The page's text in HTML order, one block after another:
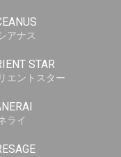
アナス
STAR
エントスター
ライ